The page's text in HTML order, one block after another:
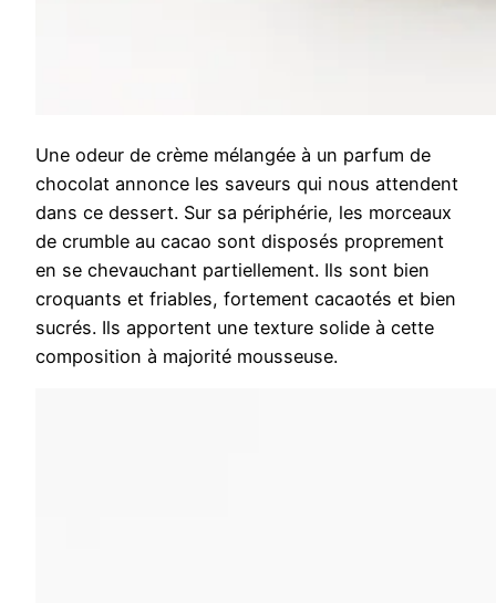
Une odeur de crème mélangée à un parfum de
chocolat annonce les saveurs qui nous attendent
dans ce dessert. Sur sa périphérie, les morceaux
de crumble au cacao sont disposés proprement
en se chevauchant partiellement. Ils sont bien
croquants et friables, fortement cacaotés et bien
sucrés. Ils apportent une texture solide à cette
composition à majorité mousseuse.